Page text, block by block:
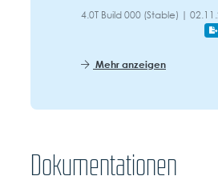
4.0T Build 000 (Stable) |
Mehr anzeigen
Dokumentationen